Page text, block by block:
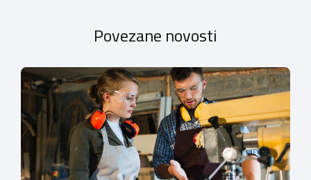
Povezane novosti